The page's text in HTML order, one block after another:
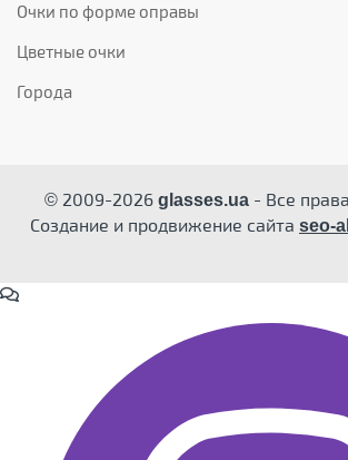
Очки по форме оправы
Цветные очки
Города
© 2009-2026glasses.ua- Все
Создание и продвижение сайта seo-